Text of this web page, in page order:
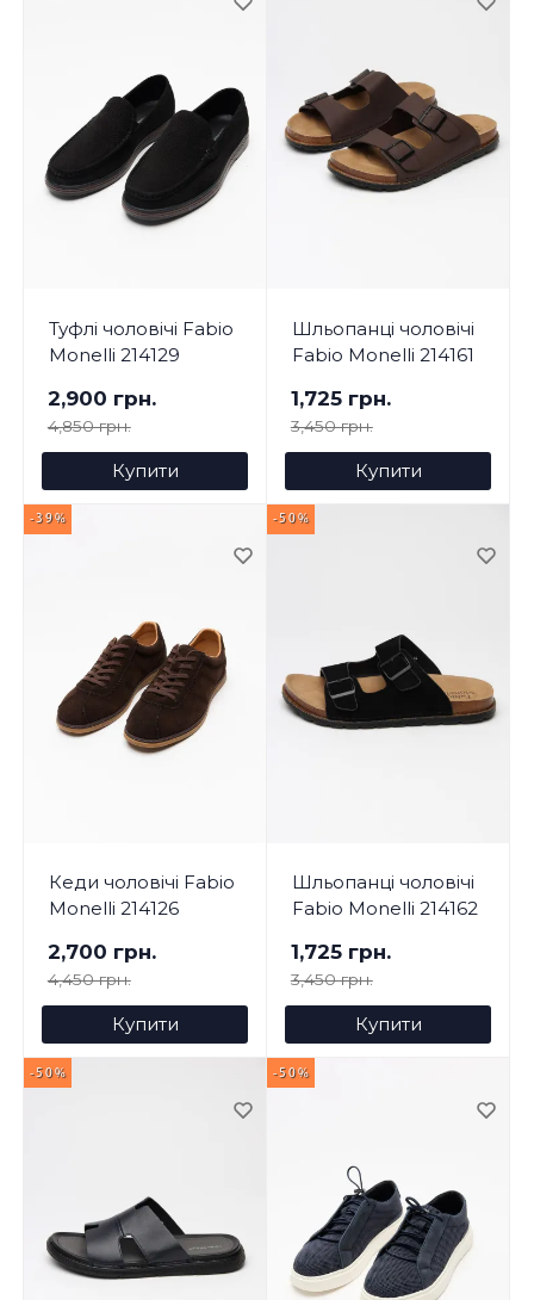
Туфлі чоловічі Fabio
Monelli 214129
2,900 грн.
4,850 грн.
Купити
Шльопанці чоловічі
Fabio Monelli 214161
1,725 грн.
3,450 грн.
Купити
-39%
Кеди чоловічі Fabio
Monelli 214126
2,700 грн.
4,450 грн.
Купити
-50%
Шльопанці чоловічі
Fabio Monelli 214162
1,725 грн.
3,450 грн.
Купити
-50% -50%